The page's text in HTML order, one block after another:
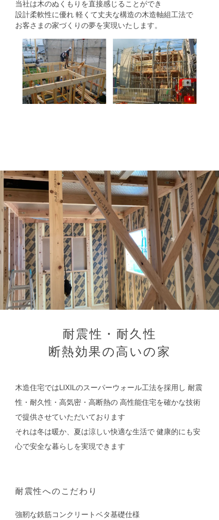
当社は木のぬくもりを直接感じることができ
設計柔軟性に優れ 軽くて丈夫な構造の木造軸組工法で
お客さまの家づくりの夢を実現いたします。
耐震性・耐久性
断熱効果の高いの家
木造住宅ではLIXILのスーパーウォール工法を採用し 耐震
性・耐久性・高気密・高断熱の 高性能住宅を確かな技術
で提供させていただいております
それは冬は暖か、夏は涼しい快適な生活で 健康的にも安
心で安全な暮らしを実現できます
耐震性へのこだわり
強靭な鉄筋コンクリートベタ基礎仕様